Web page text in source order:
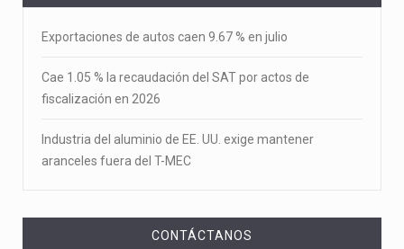
Exportaciones de autos caen 9.67 % en julio
Cae 1.05 % la recaudación del SAT por actos de
fiscalización en 2026
Industria del aluminio de EE. UU. exige mantener
aranceles fuera del T-MEC
CONTÁCTANOS